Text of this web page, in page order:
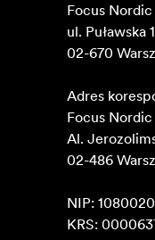
Focus Nordic
ul. Puławska
02-670
Adres
Focus Nordic
Al.
02-486
NIP:
KRS: